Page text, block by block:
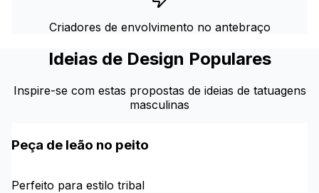
Criadores de envolvimento no antebraço
Ideias de Design Populares
Inspire-se com estas propostas de ideias de tatuagens
masculinas
Peça de leão no peito
Perfeito para estilo tribal